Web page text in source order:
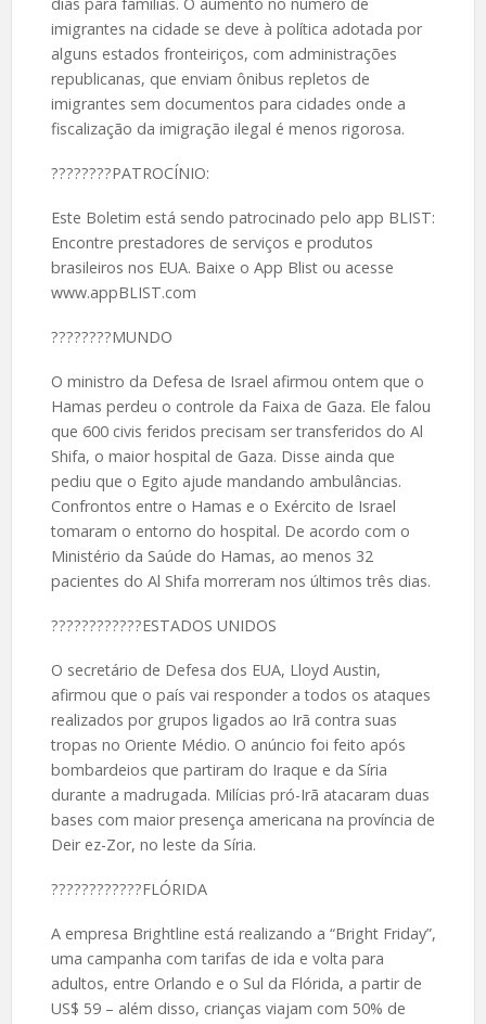
dias para famílias. O aumento no número de
imigrantes na cidade se deve à política adotada por
alguns estados fronteiriços, com administrações
republicanas, que enviam ônibus repletos de
imigrantes sem documentos para cidades onde a
fiscalização da imigração ilegal é menos rigorosa.
????️????️PATROCÍNIO:
Este Boletim está sendo patrocinado pelo app BLIST:
Encontre prestadores de serviços e produtos
brasileiros nos EUA. Baixe o App Blist ou acesse
www.appBLIST.com
????️????MUNDO
O ministro da Defesa de Israel afirmou ontem que o
Hamas perdeu o controle da Faixa de Gaza. Ele falou
que 600 civis feridos precisam ser transferidos do Al
Shifa, o maior hospital de Gaza. Disse ainda que
pediu que o Egito ajude mandando ambulâncias.
Confrontos entre o Hamas e o Exército de Israel
tomaram o entorno do hospital. De acordo com o
Ministério da Saúde do Hamas, ao menos 32
pacientes do Al Shifa morreram nos últimos três dias.
????️????????ESTADOS UNIDOS
O secretário de Defesa dos EUA, Lloyd Austin,
afirmou que o país vai responder a todos os ataques
realizados por grupos ligados ao Irã contra suas
tropas no Oriente Médio. O anúncio foi feito após
bombardeios que partiram do Iraque e da Síria
durante a madrugada. Milícias pró-Irã atacaram duas
bases com maior presença americana na província de
Deir ez-Zor, no leste da Síria.
????️????????FLÓRIDA
A empresa Brightline está realizando a “Bright Friday”,
uma campanha com tarifas de ida e volta para
adultos, entre Orlando e o Sul da Flórida, a partir de
US$ 59 – além disso, crianças viajam com 50% de